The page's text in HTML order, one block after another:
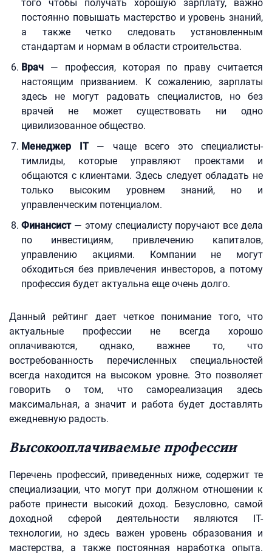
того чтобы получать хорошую зарплату, важно
постоянно повышать мастерство и уровень знаний,
а также четко следовать установленным
стандартам и нормам в области строительства.
Врач — профессия, которая по праву считается
настоящим призванием. К сожалению, зарплаты
здесь не могут радовать специалистов, но без
врачей не может существовать ни одно
цивилизованное общество.
Менеджер IT — чаще всего это специалисты-
тимлиды, которые управляют проектами и
общаются с клиентами. Здесь следует обладать не
только высоким уровнем знаний, но и
управленческим потенциалом.
Финансист— этому специалисту поручают все дела
по инвестициям, привлечению капиталов,
управлению акциями. Компании не могут
обходиться без привлечения инвесторов, а потому
профессия будет актуальна еще очень долго.
Данный рейтинг дает четкое понимание того, что
актуальные профессии не всегда хорошо
оплачиваются, однако, важнее то, что
востребованность перечисленных специальностей
всегда находится на высоком уровне. Это позволяет
говорить о том, что самореализация здесь
максимальная, а значит и работа будет доставлять
ежедневную радость.
Высокооплачиваемые профессии
Перечень профессий, приведенных ниже, содержит те
специализации, что могут при должном отношении к
работе принести высокий доход. Безусловно, самой
доходной сферой деятельности являются IT-
технологии, но здесь важен уровень образования и
мастерства, а также постоянная наработка опыта.